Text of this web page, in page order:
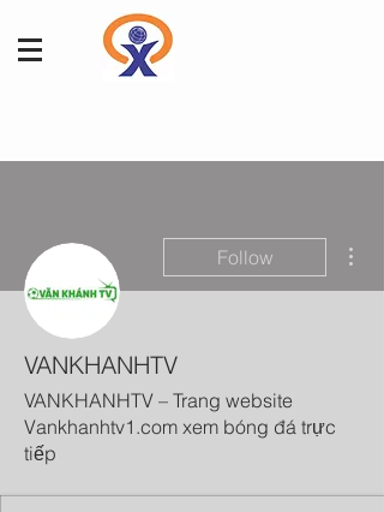
Follow
VANKHANHTV
VANKHANHTV – Trang website
Vankhanhtv1.com xem bóng đá trực
tiếp